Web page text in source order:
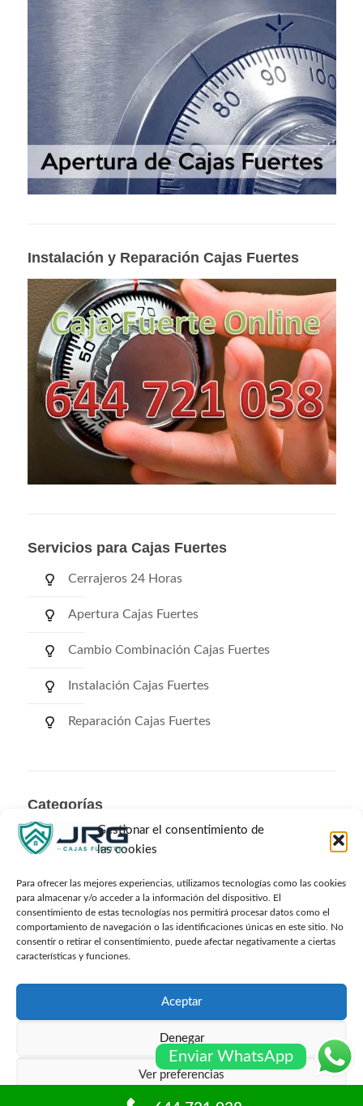
Gestionar el consentimiento de
las cookies
Para ofrecer las mejores experiencias, utilizamos tecnologías como las cookies
para almacenar y/o acceder a la información del dispositivo. El
consentimiento de estas tecnologías nos permitirá procesar datos como el
comportamiento de navegación o las identificaciones únicas en este sitio. No
consentir o retirar el consentimiento, puede afectar negativamente a ciertas
características y funciones.
Aceptar
Denegar
Ver preferencias
Instalación y Reparación Cajas Fuertes
Servicios para Cajas Fuertes
Cerrajeros 24 Horas
Apertura Cajas Fuertes
Cambio Combinación Cajas Fuertes
Instalación Cajas Fuertes
Reparación Cajas Fuertes
Categorías
Archivos
© Cajafuerteonline.com Todos los derechos
reservados -Sitemap
Carrer dels Cedres 20, 08950 Esplugues de Llobregat,
Barcelona
Enviar WhatsApp